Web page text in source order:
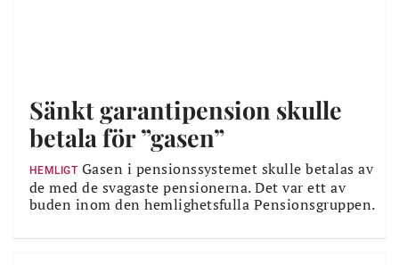
Sänkt garantipension skulle
betala för ”gasen”
HEMLIGT Gasen i pensionssystemet skulle betalas av
de med de svagaste pensionerna. Det var ett av
buden inom den hemlighetsfulla Pensionsgruppen.